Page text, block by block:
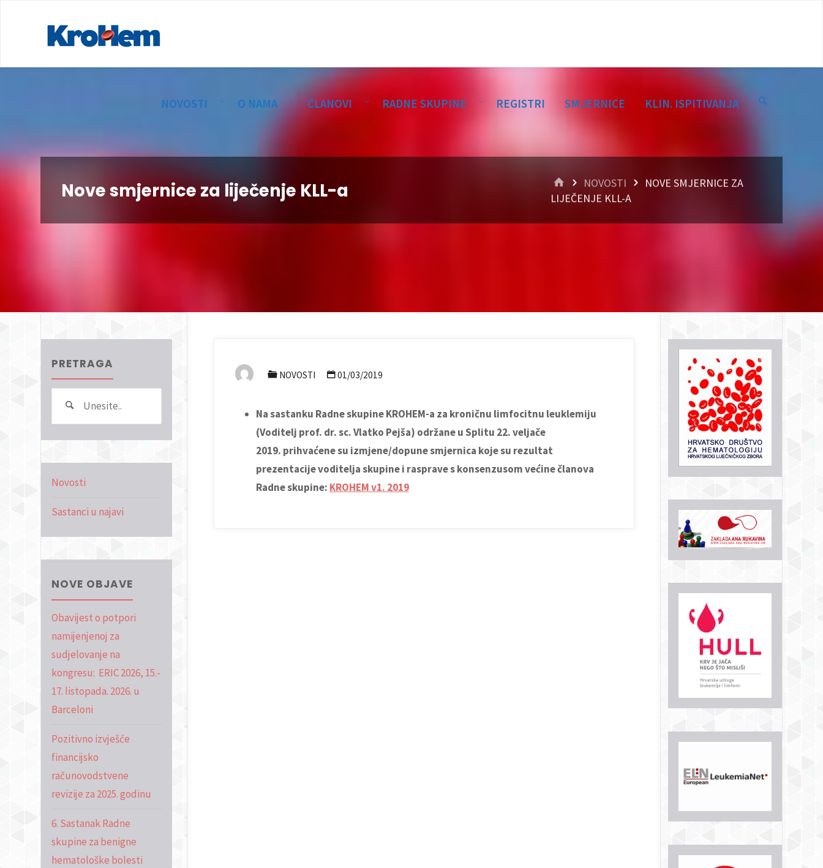
NOVOSTI O NAMA ČLANOVI RADNE SKUPINE REGISTRI SMJERNICE KLIN. ISPITIVANJA
Nove smjernice za liječenje KLL-a HOMENOVOSTI
NOVE SMJERNICE ZA
LIJEČENJE KLL-A
NOVOSTI 01/03/2019
Na sastanku Radne skupine KROHEM-a za kroničnu limfocitnu leuklemiju
(Voditelj prof. dr. sc. Vlatko Pejša) održane u Splitu 22. veljače
2019. prihvaćene su izmjene/dopune smjernica koje su rezultat
prezentacije voditelja skupine i rasprave s konsenzusom većine članova
Radne skupine: KROHEM v1. 2019
PRETRAGA
Pretraga
Novosti
Sastanci u najavi
NOVE OBJAVE
Obavijest o potpori
namijenjenoj za
sudjelovanje na
kongresu: ERIC 2026, 15.-
17. listopada. 2026. u
Barceloni
Pozitivno izvješće
financijsko
računovodstvene
revizije za 2025. godinu
6. Sastanak Radne
skupine za benigne
hematološke bolesti